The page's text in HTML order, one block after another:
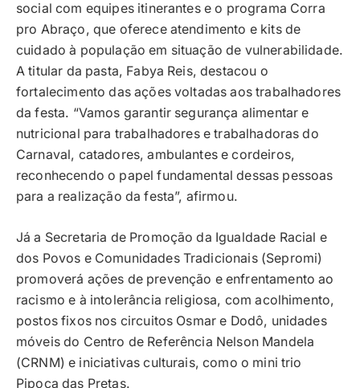
social com equipes itinerantes e o programa Corra
pro Abraço, que oferece atendimento e kits de
cuidado à população em situação de vulnerabilidade.
A titular da pasta, Fabya Reis, destacou o
fortalecimento das ações voltadas aos trabalhadores
da festa. “Vamos garantir segurança alimentar e
nutricional para trabalhadores e trabalhadoras do
Carnaval, catadores, ambulantes e cordeiros,
reconhecendo o papel fundamental dessas pessoas
para a realização da festa”, afirmou.
Já a Secretaria de Promoção da Igualdade Racial e
dos Povos e Comunidades Tradicionais (Sepromi)
promoverá ações de prevenção e enfrentamento ao
racismo e à intolerância religiosa, com acolhimento,
postos fixos nos circuitos Osmar e Dodô, unidades
móveis do Centro de Referência Nelson Mandela
(CRNM) e iniciativas culturais, como o mini trio
Pipoca das Pretas.